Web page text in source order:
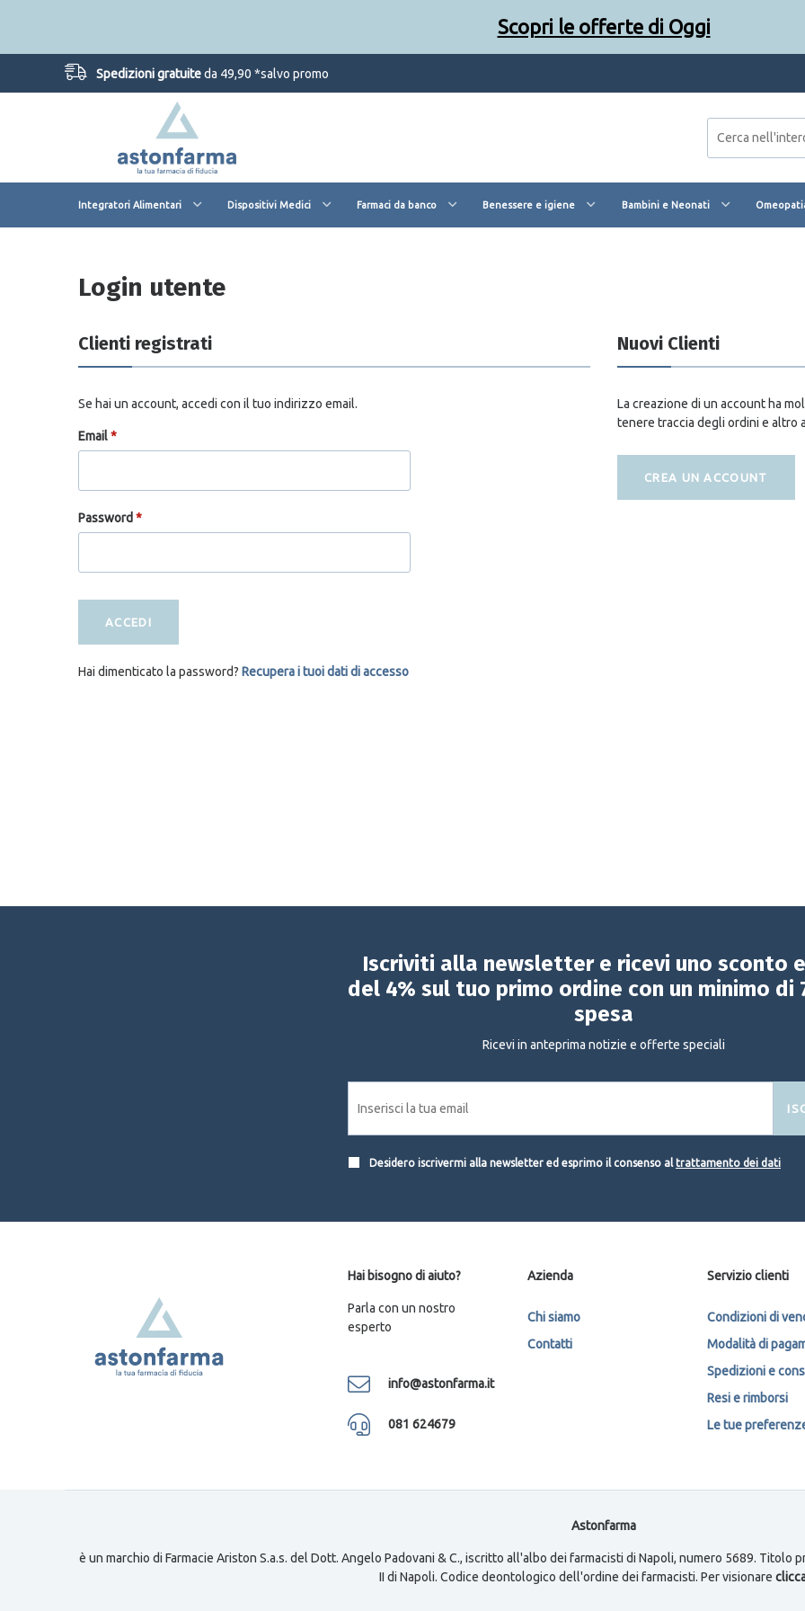
Spedizioni gratuiteda 49,90 *salvo promo
Integratori Alimentari Dispositivi Medici Farmaci da banco Benessere e igiene Bambini e Neonati
Login utente
Clienti registrati
Se hai un account, accedi con il tuo indirizzo email.
Email*
Password *
ACCEDI
Hai dimenticato la password? Recupera i tuoi dati di accesso
Nuovi Clienti
La creazione di un account ha
tenere traccia degli ordini e altro
CREA UN ACCOUNT
Iscriviti alla newsletter e ricevi uno sconto
del 4% sul tuo primo ordine con un minimo di
spesa
Ricevi in anteprima notizie e offerte speciali
Desidero iscrivermi alla newsletter ed esprimo il consenso altrattamento dei dati
Hai bisogno di aiuto?
Parla con un nostro
esperto
info@astonfarma.it
081 624679
Azienda
Chi siamo
Contatti
Servizio clienti
Condizioni di
Modalità di
Spedizioni e
Resi e rimborsi
Le tue
Astonfarma
è un marchio di Farmacie Ariston S.a.s. del Dott. Angelo Padovani & C., iscritto all'albo dei farmacisti di Napoli, numero 5689. Titolo
II di Napoli. Codice deontologico dell'ordine dei farmacisti. Per visionare
Scopri le offerte di Oggi